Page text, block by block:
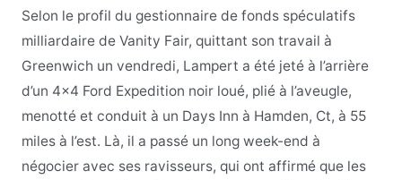
Selon le profil du gestionnaire de fonds spéculatifs
milliardaire de Vanity Fair, quittant son travail à
Greenwich un vendredi, Lampert a été jeté à l’arrière
d’un 4×4 Ford Expedition noir loué, plié à l’aveugle,
menotté et conduit à un Days Inn à Hamden, Ct, à 55
miles à l’est. Là, il a passé un long week-end à
négocier avec ses ravisseurs, qui ont affirmé que les